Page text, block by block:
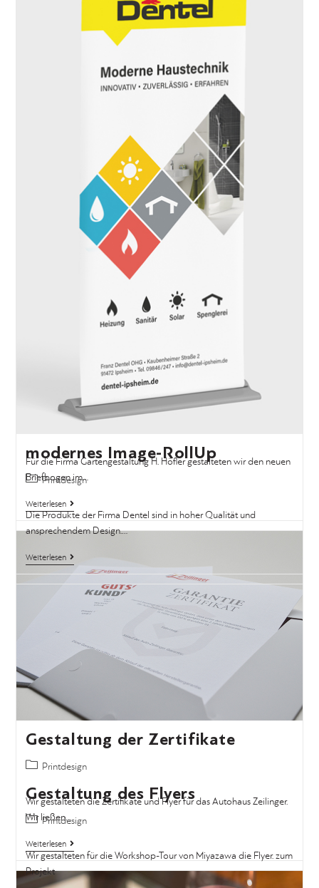
Gestaltung der Produktflyer
Im Oktober 2019 fand die BrauBeviale in Nürnberg statt. Für
Gestaltung des Briefpapieres
Für die Firma Gartengestaltung H. Höfler gestalteten wir den neuen
Briefbogen im…
Weiterlesen
Gestaltung der Zertifikate
Printdesign
Wir gestalteten die Zertifikate und Flyer für das Autohaus Zeilinger.
Wir ließen…
Weiterlesen